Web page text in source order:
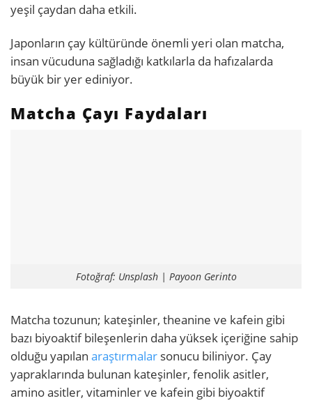
yeşil çaydan daha etkili.
Japonların çay kültüründe önemli yeri olan matcha,
insan vücuduna sağladığı katkılarla da hafızalarda
büyük bir yer ediniyor.
Matcha Çayı Faydaları
Fotoğraf: Unsplash | Payoon Gerinto
Matcha tozunun; kateşinler, theanine ve kafein gibi
bazı biyoaktif bileşenlerin daha yüksek içeriğine sahip
olduğu yapılan araştırmalar sonucu biliniyor. Çay
yapraklarında bulunan kateşinler, fenolik asitler,
amino asitler, vitaminler ve kafein gibi biyoaktif